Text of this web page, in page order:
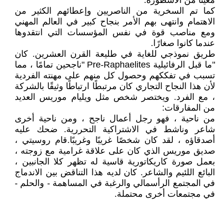
كما تم السخرية من الناصريين وإعطائهم الكثير من
الاهتمام وانتهى بهم الأمر بنجاح كبير في العالم المهني
ومع مناصب قوة في نفس المؤسسات التي انتقدوها
عندما كانوا صغارًا.
طريق نموذجي للغاية في طليعة القرن العشرين. كان
"ما قبل الرفائيلية Pre-Raphaelites "ناجحين تمامًا ، مما
تسبب في تفككهم وحصول كل منهم على مهنته الفردية
لأن هذا النجاح التجاري كان مرتبطًا ارتباطًا وثيقًا بالشركة
، مع الفرد. ويختصر شخص مثل ويليام موريس العديد
من المفارقات:
من ناحية ، فهو رجل أعمال ناجح ، ومن ناحية أخرى
شاعر وناشط في الاشتراكية التحررية. ضحك عليه
أصدقاؤه ، لقد كان شخصًا غريبًا وغريبًا.قام روسيتي ،
صديق موريس الذي كان على علاقة غرامية مع زوجته ،
بعمل صورة كاريكاتورية قاسية له تظهر كلا الجانبين ،
البائع اللئيم والشاعر. كان لديه هذا التناقض بين الاندماج
في المجتمع الرأسمالي والرغبة في المساهمة - والحلم -
في مجتمعات أخرى محتملة.